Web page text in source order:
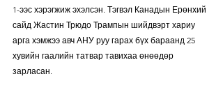
1-ээс хэрэгжиж эхэлсэн. Тэгвэл Канадын Ерөнхий
сайд Жастин Трюдо Трампын шийдвэрт хариу
арга хэмжээ авч АНУ руу гарах бүх бараанд 25
хувийн гаалийн татвар тавихаа өнөөдөр
зарласан.